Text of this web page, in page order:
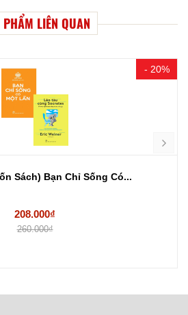
PHẨM LIÊN QUAN
- 20%
Sách) Bạn Chỉ Sống Có...
208.000₫
260.000₫